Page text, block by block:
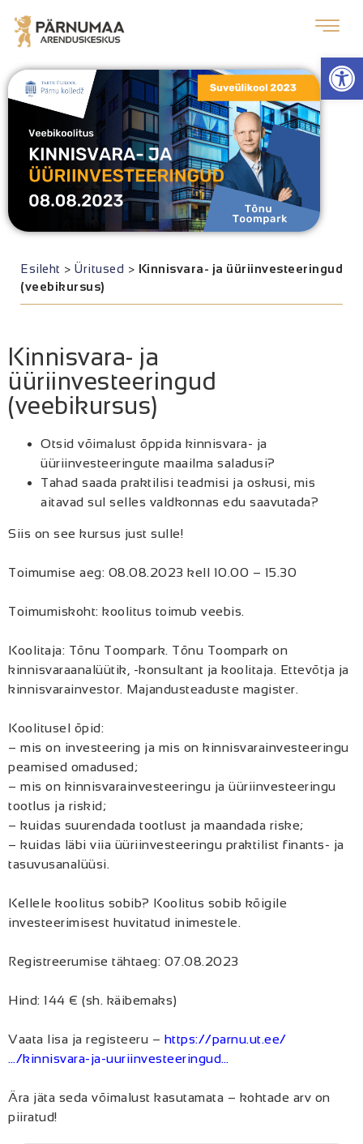
Esileht > Üritused > Kinnisvara- ja üüriinvesteeringud
(veebikursus)
Kinnisvara- ja
üüriinvesteeringud
(veebikursus)
Otsid võimalust õppida kinnisvara- ja
üüriinvesteeringute maailma saladusi?
Tahad saada praktilisi teadmisi ja oskusi, mis
aitavad sul selles valdkonnas edu saavutada?
Siis on see kursus just sulle!
Toimumise aeg: 08.08.2023 kell 10.00 – 15.30
Toimumiskoht: koolitus toimub veebis.
Koolitaja: Tõnu Toompark. Tõnu Toompark on
kinnisvaraanalüütik, -konsultant ja koolitaja. Ettevõtja ja
kinnisvarainvestor. Majandusteaduste magister.
Koolitusel õpid:
– mis on investeering ja mis on kinnisvarainvesteeringu
peamised omadused;
– mis on kinnisvarainvesteeringu ja üüriinvesteeringu
tootlus ja riskid;
– kuidas suurendada tootlust ja maandada riske;
– kuidas läbi viia üüriinvesteeringu praktilist finants- ja
tasuvusanalüüsi.
Kellele koolitus sobib? Koolitus sobib kõigile
investeerimisest huvitatud inimestele.
Registreerumise tähtaeg: 07.08.2023
Hind: 144 € (sh. käibemaks)
Vaata lisa ja registeeru – https://parnu.ut.ee/
…/kinnisvara-ja-uuriinvesteeringud…
Ära jäta seda võimalust kasutamata – kohtade arv on
piiratud!